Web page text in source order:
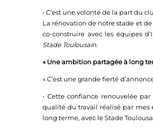
• C’est une volonté de la part du
La rénovation de notre stade et
co-construire avec les équipes
Stade Toulousain.
« Une ambition partagée à long
« C’est une grande fierté
• Cette confiance renouvelée
qualité du travail réalisé par mes
long terme, avec le Stade